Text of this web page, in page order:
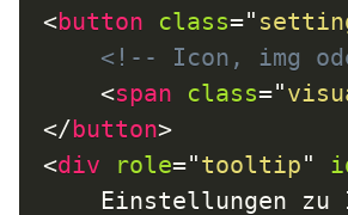
<button class="
<!-- Icon, img
<span class="
</button>
<div role="tooltip"